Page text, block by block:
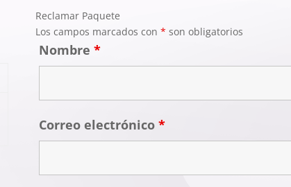
Reclamar Paquete
Los campos marcados con* son obligatorios
Nombre*
Correo electrónico*